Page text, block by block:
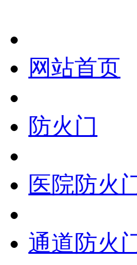
网站首页
防火门
医院防火
通道防火